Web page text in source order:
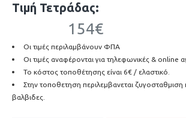
Τιμή Τετράδας:
154€
Οι τιμές περιλαμβάνουν ΦΠΑ
Οι τιμές αναφέρονται για τηλεφωνικές & online
Το κόστος τοποθέτησης είναι 6€ / ελαστικό.
Στην τοποθετηση περιλεμβανεται ζυγοσταθμιση
βαλβιδες.